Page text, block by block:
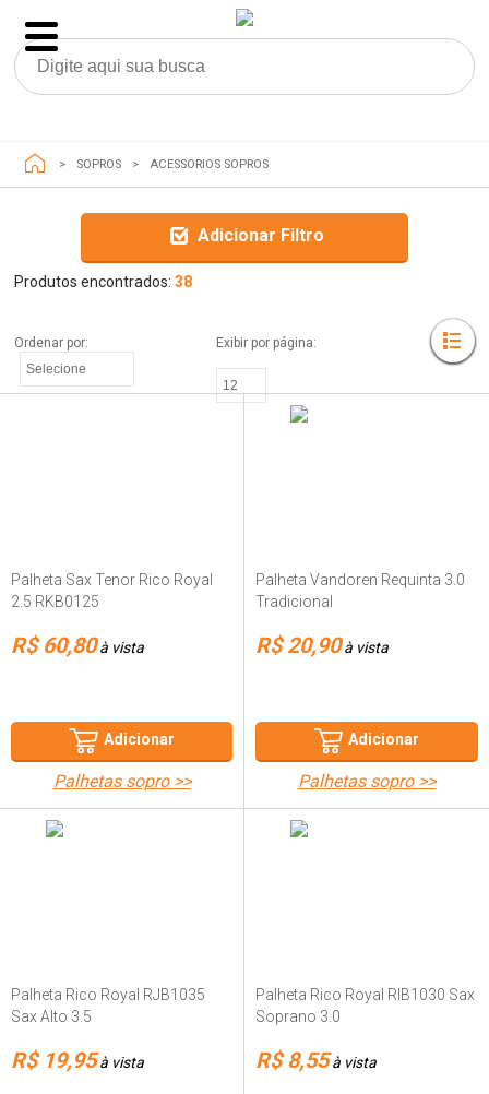
SOPROS ACESSORIOS SOPROS
Adicionar Filtro
Produtos encontrados: 38
Ordenar por:
Palheta Sax Tenor Rico Royal
2.5 RKB0125
R$ 60,80à vista
Adicionar
palhetas sopro >>
Palheta Vandoren Requinta 3.0
Tradicional
R$ 20,90à vista
Adicionar
palhetas sopro >>
Palheta Rico Royal RJB1035
Sax Alto 3.5
R$ 19,95à vista
Palheta Rico Royal RIB1030 Sax
Soprano 3.0
R$ 8,55à vista